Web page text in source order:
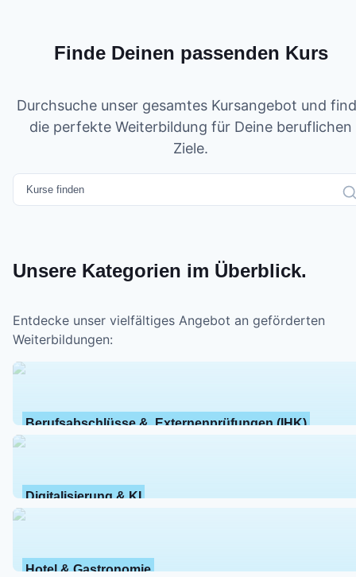
Finde Deinen passenden Kurs
Durchsuche unser gesamtes Kursangebot und
die perfekte Weiterbildung für Deine beruflichen
Ziele.
Unsere Kategorien im Überblick.
Entdecke unser vielfältiges Angebot an geförderten
Weiterbildungen:
Berufsabschlüsse &  Externenprüfungen (IHK)
Digitalisierung & KI
Hotel & Gastronomie